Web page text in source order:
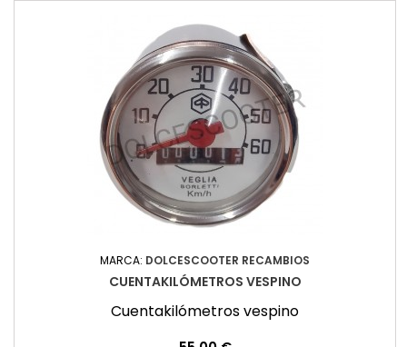
MARCA: DOLCESCOOTER RECAMBIOS
CUENTAKILÓMETROS VESPINO
Cuentakilómetros vespino